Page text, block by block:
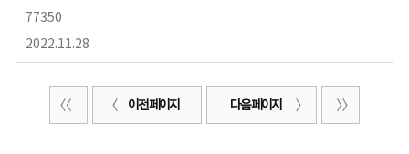
77350
2022.11.28
이전 페이지 다음 페이지